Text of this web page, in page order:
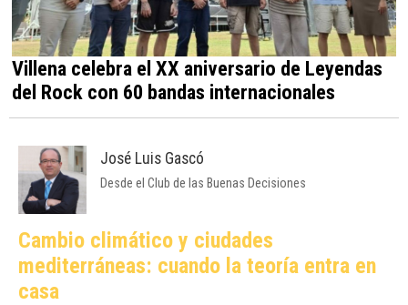
Villena celebra el XX aniversario de Leyendas
del Rock con 60 bandas internacionales
José Luis Gascó
Desde el Club de las Buenas Decisiones
Cambio climático y ciudades
mediterráneas: cuando la teoría entra en
casa